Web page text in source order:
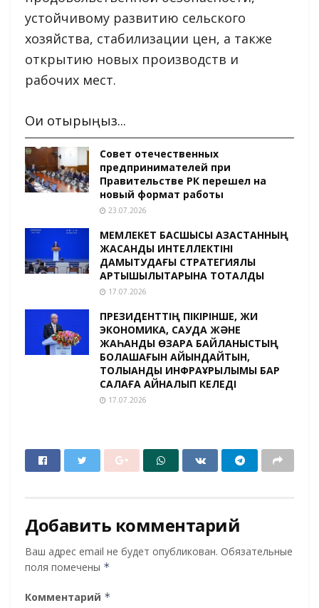
устойчивому развитию сельского
хозяйства, стабилизации цен, а также
открытию новых производств и
рабочих мест.
Оқи отырыңыз...
Совет отечественных
предпринимателей при
Правительстве РК перешел на
новый формат работы
23.07.2026
МЕМЛЕКЕТ БАСШЫСЫ ҚАЗАҚСТАННЫҢ
ЖАСАНДЫ ИНТЕЛЛЕКТІНІ
ДАМЫТУДАҒЫ СТРАТЕГИЯЛЫҚ
АРТЫҚШЫЛЫҚТАРЫНА ТОҚТАЛДЫ
17.07.2026
ПРЕЗИДЕНТТІҢ ПІКІРІНШЕ, ЖИ
ЭКОНОМИКА, САУДА ЖӘНЕ
ЖАҺАНДЫҚ ӨЗАРА БАЙЛАНЫСТЫҢ
БОЛАШАҒЫН АЙҚЫНДАЙТЫН,
ТОЛЫҚҚАНДЫ ИНФРАҚҰРЫЛЫМЫ БАР
САЛАҒА АЙНАЛЫП КЕЛЕДІ
17.07.2026
Добавить комментарий
Ваш адрес email не будет опубликован. Обязательные
поля помечены *
Комментарий *